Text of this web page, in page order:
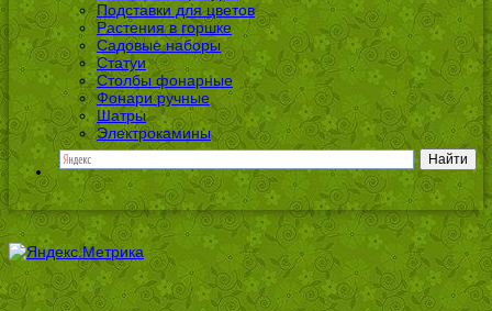
Подставки для цветов
Растения в горшке
Садовые наборы
Статуи
Столбы фонарные
Фонари ручные
Шатры
Электрокамины